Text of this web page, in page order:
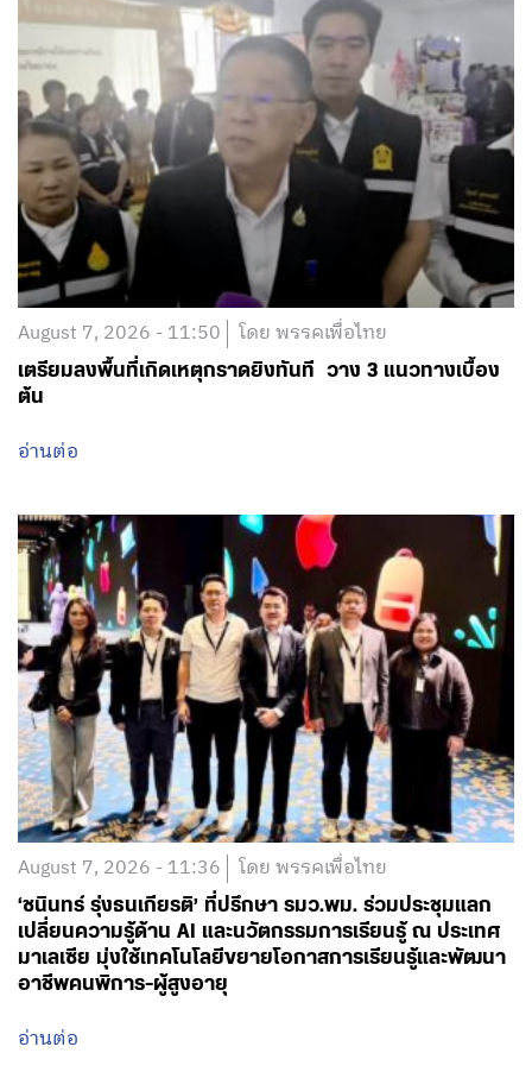
August 7, 2026 - 11:50 โดย พรรคเพื่อไทย
เตรียมลงพื้นที่เกิดเหตุกราดยิงทันที วาง 3 แนวทางเบื้อง
ต้น
อ่านต่อ
August 7, 2026 - 11:36 โดย พรรคเพื่อไทย
‘ชนินทร์ รุ่งธนเกียรติ’ ที่ปรึกษา รมว.พม. ร่วมประชุมแลก
เปลี่ยนความรู้ด้าน AI และนวัตกรรมการเรียนรู้ ณ ประเทศ
มาเลเซีย มุ่งใช้เทคโนโลยีขยายโอกาสการเรียนรู้และพัฒนา
อาชีพคนพิการ-ผู้สูงอายุ
อ่านต่อ